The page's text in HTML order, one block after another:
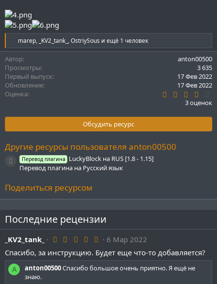
Р
е
к
ц
и
и
:
marep, _KV2_tank_ ,OstriySous и ещё 1 человек
Автор
anton00500
Просмотры
3 635
Первый выпуск
17 Фев 2022
Обновление
17 Фев 2022
Оценка
0
0
в
3 оценок
Обсудить ресурс
Другие ресурсы пользователя anton00500
Иконка ресурса
Перевод плагина
LuckyBlock на RUS [1.8 - 1.15]
Перевод плагина на Русский язык
Поделиться ресурсом
Последние рецензии
_KV2_tank_ 5
0
0
з
6 Мар 2022
Спасибо, за инструкцию. Будет еще что-то добавляется?
A anton00500Спасибо большое очень приятно. Я ещё не
знаю.